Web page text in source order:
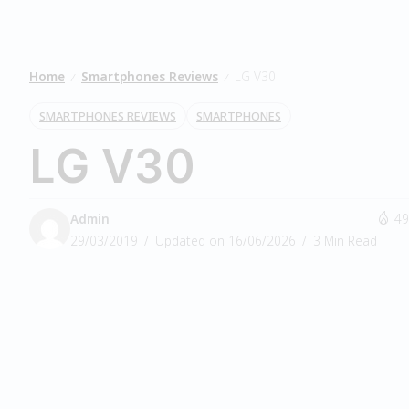
Home Smartphones Reviews LG V30
SMARTPHONES REVIEWS SMARTPHONES
LG V30
Admin
29/03/2019
Updated on 16/06/2026 3 Min Read
49